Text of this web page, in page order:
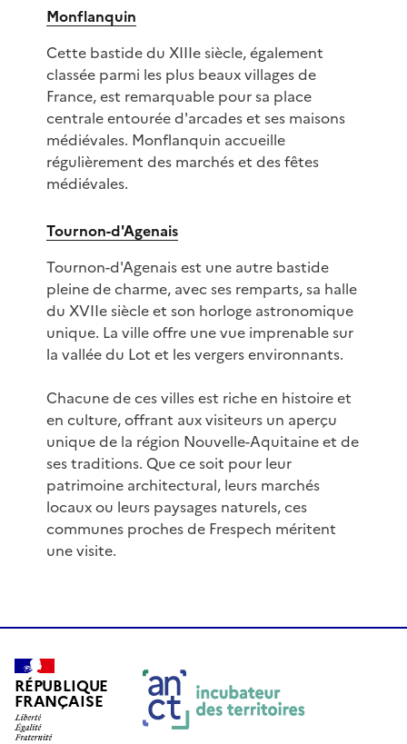
Monflanquin
Cette bastide du XIIIe siècle, également
classée parmi les plus beaux villages de
France, est remarquable pour sa place
centrale entourée d'arcades et ses maisons
médiévales. Monflanquin accueille
régulièrement des marchés et des fêtes
médiévales.
Tournon-d'Agenais
Tournon-d'Agenais est une autre bastide
pleine de charme, avec ses remparts, sa halle
du XVIIe siècle et son horloge astronomique
unique. La ville offre une vue imprenable sur
la vallée du Lot et les vergers environnants.
Chacune de ces villes est riche en histoire et
en culture, offrant aux visiteurs un aperçu
unique de la région Nouvelle-Aquitaine et de
ses traditions. Que ce soit pour leur
patrimoine architectural, leurs marchés
locaux ou leurs paysages naturels, ces
communes proches de Frespech méritent
une visite.
RÉPUBLIQUE
FRANÇAISE